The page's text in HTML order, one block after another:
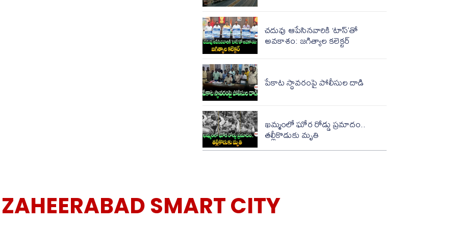
చదువు ఆపేసినవారికి ‘టాస్‌’తో
అవకాశం: జగిత్యాల కలెక్టర్
పేకాట స్థావరంపై పోలీసుల‌ దాడి
ఖమ్మంలో ఘోర రోడ్డు ప్రమాదం..
తల్లీకొడుకు మృతి
ZAHEERABAD SMART CITY